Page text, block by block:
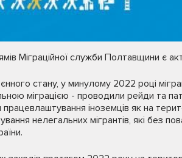
Міграційної служби Полтавщини є
стану, у минулому 2022 році
міграцією - проводили рейди та
іноземців як на
нелегальних мігрантів, які без